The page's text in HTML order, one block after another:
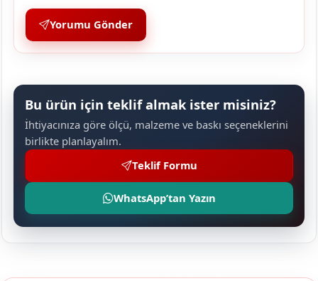
Yorumu Gönder
Bu ürün için teklif almak ister misiniz?
İhtiyacınıza göre ölçü, malzeme ve baskı seçeneklerini
birlikte planlayalım.
Teklif Formu
WhatsApp’tan Yazın